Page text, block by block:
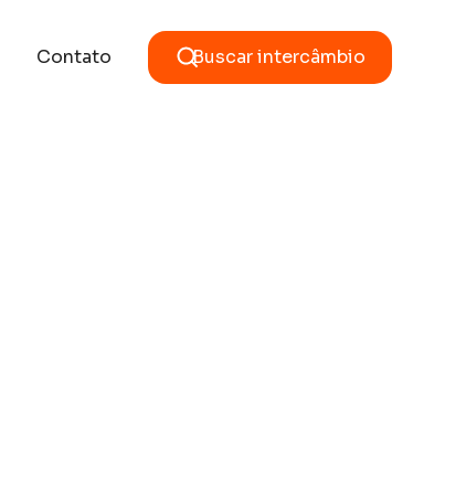
Contato Buscar intercâmbio